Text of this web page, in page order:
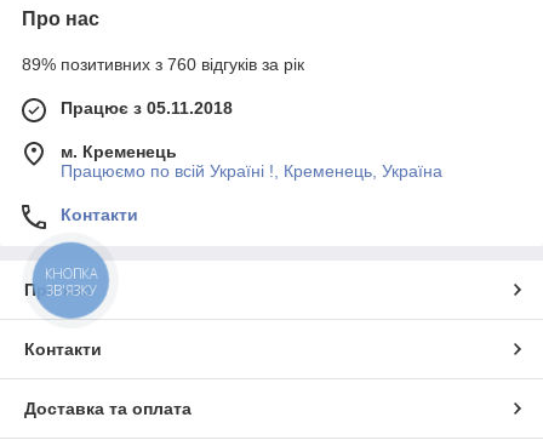
Про нас
89% позитивних з 760 відгуків за рік
Працює з 05.11.2018
м. Кременець
Працюємо по всій Україні !, Кременець, Україна
Контакти
Про нас
Контакти
Доставка та оплата
КНОПКА
ЗВ'ЯЗКУ